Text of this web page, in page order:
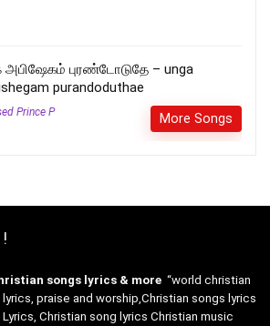
அபிஷேகம் புரண்டோடுதே – unga
purandoduthae
Prince P More Songs
songs lyrics & more “world christian
praise and worship,Christian songs lyrics
Lyrics, Christian song lyrics Christian music